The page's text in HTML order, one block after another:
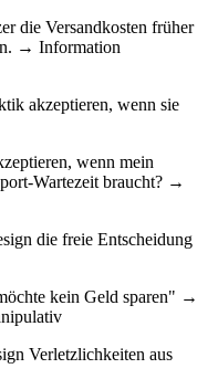
die Versandkosten früher
→ Information
akzeptieren, wenn sie
wenn mein
Wartezeit braucht? →
die freie Entscheidung
kein Geld sparen" →
Verletzlichkeiten aus